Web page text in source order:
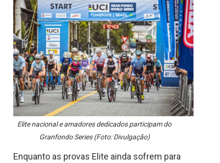
Elite nacional e amadores dedicados participam do
Granfondo Series (Foto: Divulgação)
Enquanto as provas Elite ainda sofrem para